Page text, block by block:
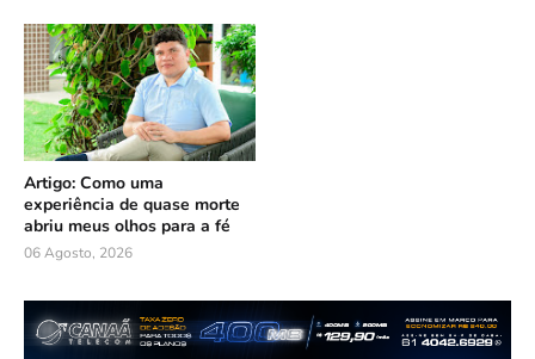
Artigo: Como uma
experiência de quase morte
abriu meus olhos para a fé
06 Agosto, 2026